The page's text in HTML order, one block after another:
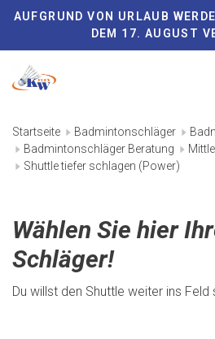
AUFGRUND VON URLAUB
DEM 17. AUGUST
Startseite Badmintonschläger
Badmintonschläger Beratung
Shuttle tiefer schlagen (Power)
Wählen Sie hier
Schläger!
Du willst den Shuttle weiter ins Feld